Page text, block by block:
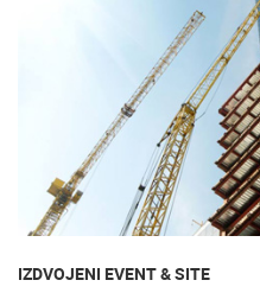
IZDVOJENI EVENT & SITE